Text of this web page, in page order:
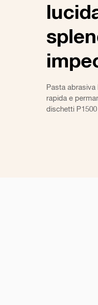
Pasta abrasiva
rapida e
dischetti P1500